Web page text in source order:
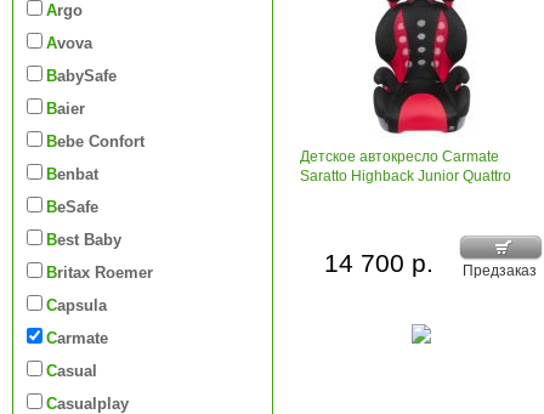
Argo
Avova
BabySafe
Baier
Bebe Confort
Benbat
BeSafe
Best Baby
Britax Roemer
Capsula
Carmate
Casual
Casualplay
Детское автокресло Carmate
Saratto Highback Junior Quattro
Предзаказ
14 700 р.